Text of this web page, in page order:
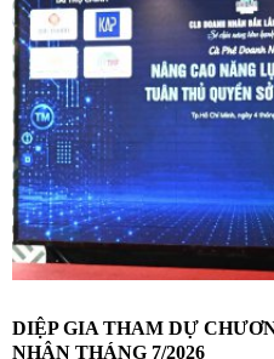
DIỆP GIA THAM DỰ
NHÂN THÁNG 7/2026